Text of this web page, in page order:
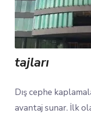
tajları
Dış cephe
avantaj sunar. İlk